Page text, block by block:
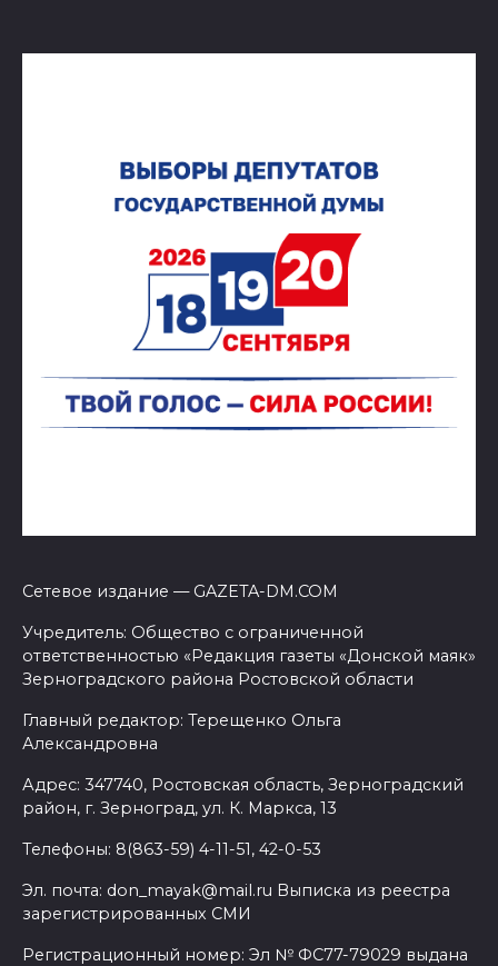
Сетевое издание — GAZETA-DM.COM
Учредитель: Общество с ограниченной
ответственностью «Редакция газеты «Донской маяк»
Зерноградского района Ростовской области
Главный редактор: Терещенко Ольга
Александровна
Адрес: 347740, Ростовская область, Зерноградский
район, г. Зерноград, ул. К. Маркса, 13
Телефоны: 8(863-59) 4-11-51, 42-0-53
Эл. почта: don_mayak@mail.ru Выписка из реестра
зарегистрированных СМИ
Регистрационный номер: Эл № ФС77-79029 выдана